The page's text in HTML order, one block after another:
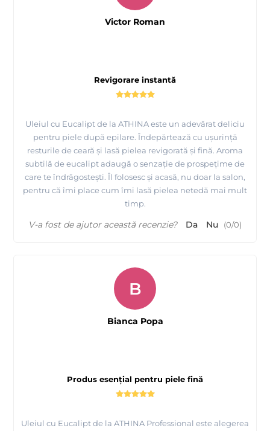
Revigorare instantă
Uleiul cu Eucalipt de la ATHINA este un adevărat deliciu
pentru piele după epilare. Îndepărtează cu ușurință
resturile de ceară și lasă pielea revigorată și fină. Aroma
subtilă de eucalipt adaugă o senzație de prospețime de
care te îndrăgostești. Îl folosesc și acasă, nu doar la salon,
pentru că îmi place cum îmi lasă pielea netedă mai mult
timp.
Victor Roman
V-a fost de ajutor această recenzie? Da Nu (0/0)
Produs esențial pentru piele fină
Uleiul cu Eucalipt de la ATHINA Professional este alegerea
B
Bianca Popa